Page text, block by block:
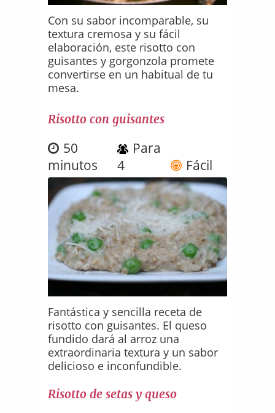
Con su sabor incomparable, su
textura cremosa y su fácil
elaboración, este risotto con
guisantes y gorgonzola promete
convertirse en un habitual de tu
mesa.
Risotto con guisantes
50
minutos
Para
4
Fácil
Fantástica y sencilla receta de
risotto con guisantes. El queso
fundido dará al arroz una
extraordinaria textura y un sabor
delicioso e inconfundible.
Risotto de setas y queso